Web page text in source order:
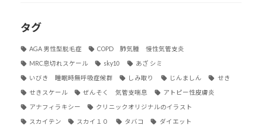
タグ
AGA 男性型脱毛症 COPD 肺気腫 慢性気管支炎
MRC息切れスケール sky10 あざ シミ
いびき 睡眠時無呼吸症候群 しみ取り じんましん せき
せきスケール ぜんそく 気管支喘息 アトピー性皮膚炎
アナフィラキシー クリニックオリジナルのイラスト
スカイテン スカイ１０ タバコ ダイエット